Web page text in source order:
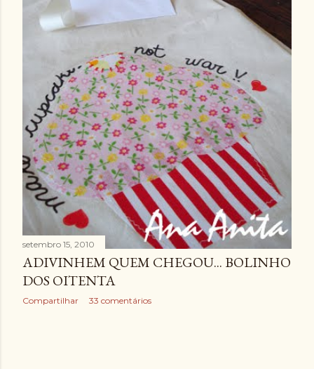
setembro 15, 2010
ADIVINHEM QUEM CHEGOU... BOLINHO
DOS OITENTA
Compartilhar 33 comentários